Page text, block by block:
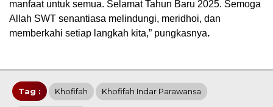
manfaat untuk semua. Selamat Tahun Baru 2025. Semoga
Allah SWT senantiasa melindungi, meridhoi, dan
memberkahi setiap langkah kita,” pungkasnya.
Tag : Khofifah Khofifah Indar Parawansa